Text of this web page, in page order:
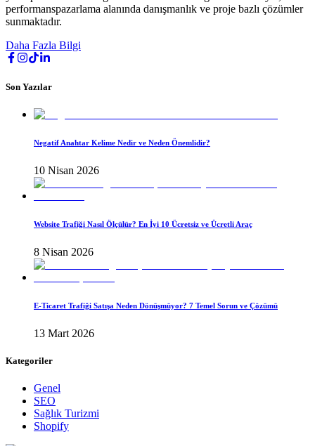
performanspazarlama alanında danışmanlık ve proje bazlı çözümler
sunmaktadır.
Daha Fazla Bilgi
Son Yazılar
Negatif Anahtar Kelime Nedir ve Neden Önemlidir?
10 Nisan 2026
Website Trafiği Nasıl Ölçülür? En İyi 10 Ücretsiz ve Ücretli Araç
8 Nisan 2026
E-Ticaret Trafiği Satışa Neden Dönüşmüyor? 7 Temel Sorun ve Çözümü
13 Mart 2026
Kategoriler
Genel
SEO
Sağlık Turizmi
Shopify